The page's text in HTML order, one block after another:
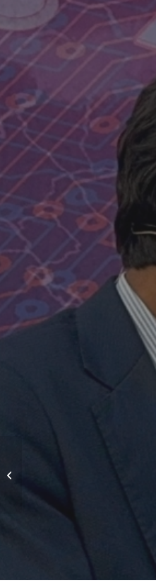
AvantGrade.com